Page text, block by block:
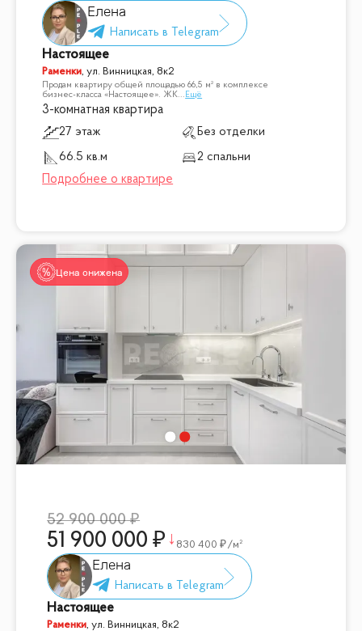
Елена
Настоящее
Раменки,ул. Винницкая, 8к2
Продам квартиру общей площадью 66,5 м² в комплексе
бизнес-класса «Настоящее». ЖК... Ещё
3-комнатная квартира
27 этаж
Без отделки
66.5 кв.м
2 спальни
Цена снижена
52 900 000
51 900 000 830 400 /м²
Елена
Настоящее
Раменки,ул. Винницкая, 8к2